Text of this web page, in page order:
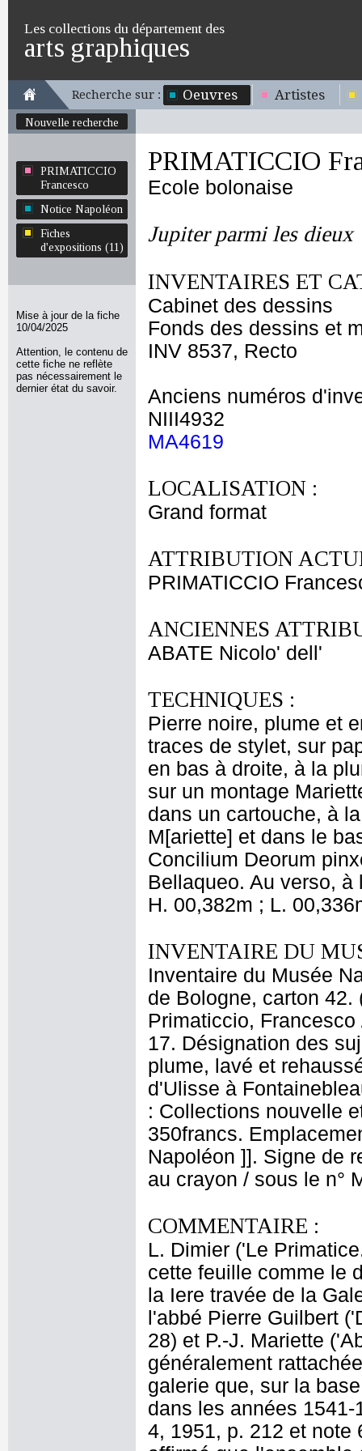
Les collections du département des
arts graphiques
Recherche sur : Oeuvres Artistes
Nouvelle recherche
PRIMATICCIO
Francesco
Notice Napoléon
Fiches
d'expositions (11)
Mise à jour de la fiche
10/04/2025
Attention, le contenu de
cette fiche ne reflète
pas nécessairement le
dernier état du savoir.
PRIMATICCIO
Ecole bolonaise
Jupiter parmi les dieux
INVENTAIRES ET
Cabinet des dessins
Fonds des dessins et
INV 8537, Recto
Anciens numéros
NIII4932
MA4619
LOCALISATION :
Grand format
ATTRIBUTION
PRIMATICCIO
ANCIENNES
ABATE Nicolo' dell'
TECHNIQUES :
Pierre noire, plume et
traces de stylet, sur
en bas à droite, à la
sur un montage
dans un cartouche, à
M[ariette] et dans le
Concilium Deorum
Bellaqueo. Au verso,
H. 00,382m ; L.
INVENTAIRE DU
Inventaire du Musée
de Bologne, carton 42.
Primaticcio,
17. Désignation des
plume, lavé et
d'Ulisse à
: Collections nouvelle
350francs.
Napoléon ]]. Signe de
au crayon / sous le n°
COMMENTAIRE :
L. Dimier ('Le
cette feuille comme le
la Iere travée de la
l'abbé Pierre Guilbert
28) et P.-J. Mariette
généralement
galerie que, sur la
dans les années
4, 1951, p. 212 et note